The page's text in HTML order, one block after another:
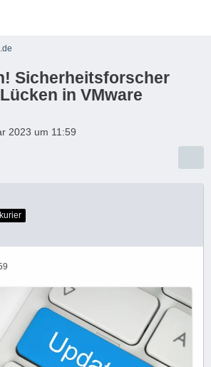
Sicherheitsforscher
in VMware
2023 um 11:59